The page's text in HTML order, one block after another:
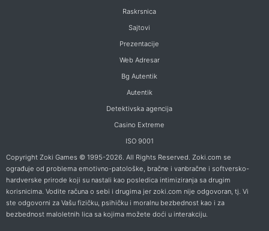
Raskrsnica
Sajtovi
Prezentacije
Web Adresar
Bg Autentik
Autentik
Detektivska agencija
Casino Extreme
ISO 9001
Copyright Zoki Games © 1995-2026. All Rights Reserved. Zoki.com se
ograđuje od problema emotivno-patološke, bračne i vanbračne i softversko-
hardverske prirode koji su nastali kao posledica intimiziranja sa drugim
korisnicima. Vodite računa o sebi i drugima jer zoki.com nije odgovoran, tj. Vi
ste odgovorni za Vašu fizičku, psihičku i moralnu bezbednost kao i za
bezbednost maloletnih lica sa kojima možete doći u interakciju.